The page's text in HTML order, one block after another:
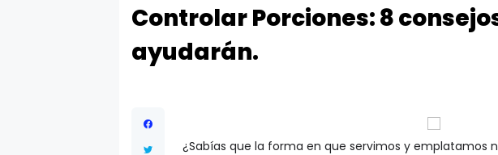
Controlar Porciones: 8
ayudarán.
¿Sabías que la forma en que servimos y emplatamos